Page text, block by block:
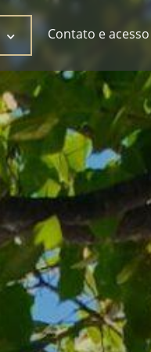
Contato e acesso